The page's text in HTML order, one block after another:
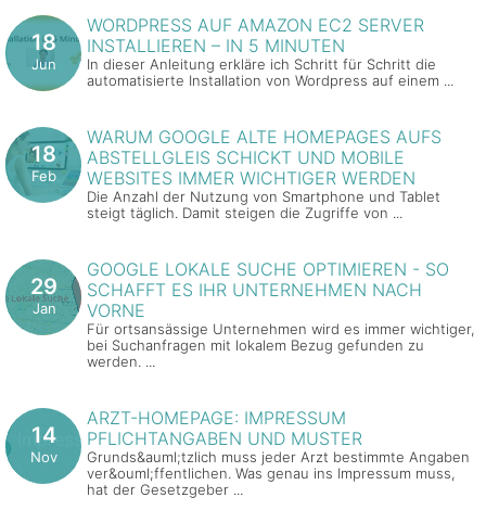
18
Jun
WORDPRESS AUF AMAZON EC2 SERVER
INSTALLIEREN – IN 5 MINUTEN
In dieser Anleitung erkläre ich Schritt für Schritt die
automatisierte Installation von Wordpress auf einem ...
18
Feb
WARUM GOOGLE ALTE HOMEPAGES AUFS
ABSTELLGLEIS SCHICKT UND MOBILE
WEBSITES IMMER WICHTIGER WERDEN
Die Anzahl der Nutzung von Smartphone und Tablet
steigt täglich. Damit steigen die Zugriffe von ...
29
Jan
GOOGLE LOKALE SUCHE OPTIMIEREN - SO
SCHAFFT ES IHR UNTERNEHMEN NACH
VORNE
Für ortsansässige Unternehmen wird es immer wichtiger,
bei Suchanfragen mit lokalem Bezug gefunden zu
werden. ...
14
Nov
ARZT-HOMEPAGE: IMPRESSUM
PFLICHTANGABEN UND MUSTER
Grunds&auml;tzlich muss jeder Arzt bestimmte Angaben
ver&ouml;ffentlichen. Was genau ins Impressum muss,
hat der Gesetzgeber ...